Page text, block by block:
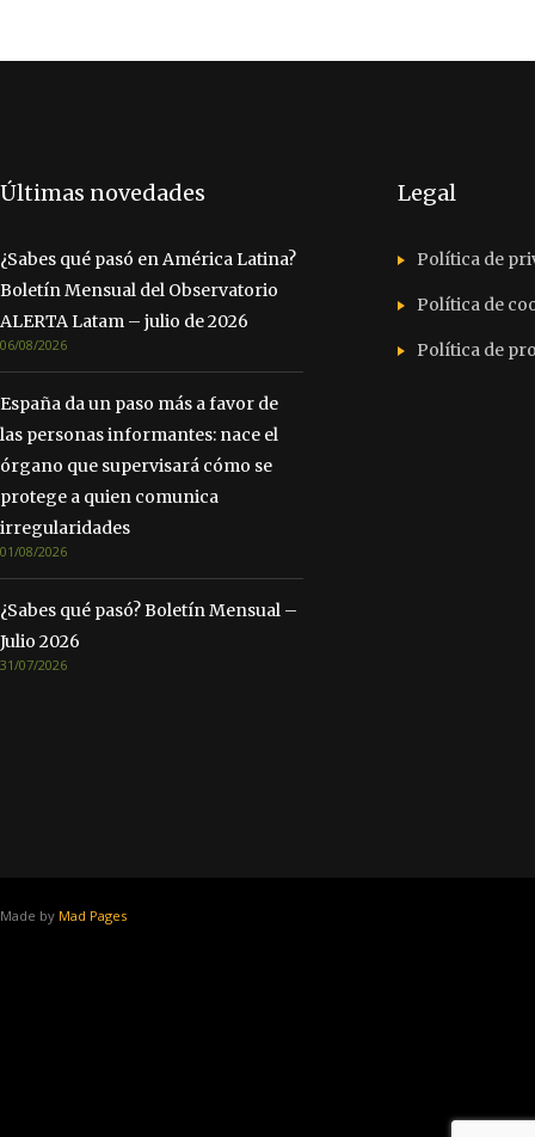
Últimas novedades
¿Sabes qué pasó en América Latina?
Boletín Mensual del Observatorio
ALERTA Latam – julio de 2026
06/08/2026
España da un paso más a favor de
las personas informantes: nace el
órgano que supervisará cómo se
protege a quien comunica
irregularidades
01/08/2026
¿Sabes qué pasó? Boletín Mensual –
Julio 2026
31/07/2026
Legal
Política de
Política de
Política de
Made by Mad Pages